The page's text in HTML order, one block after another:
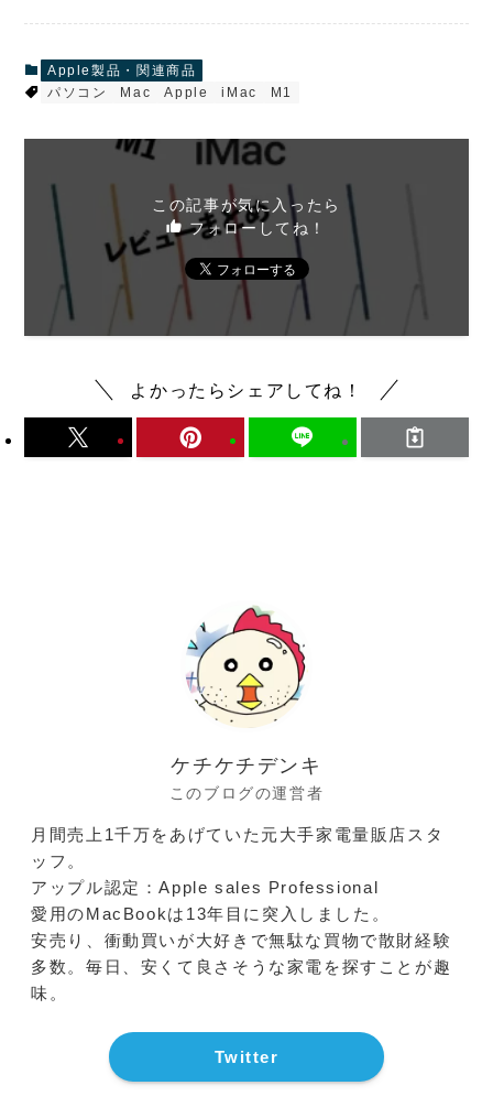
Apple製品・関連商品
パソコン
Mac Apple iMac M1
この記事が気に入ったら
フォローしてね！
よかったらシェアしてね！
ケチケチデンキ
このブログの運営者
月間売上1千万をあげていた元大手家電量販店スタ
ッフ。
アップル認定：Apple sales Professional
愛用のMacBookは13年目に突入しました。
安売り、衝動買いが大好きで無駄な買物で散財経験
多数。毎日、安くて良さそうな家電を探すことが趣
味。
Twitter